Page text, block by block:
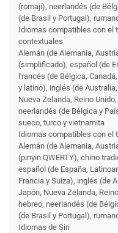
(romaji), neerlandés (de
(de Brasil y Portugal),
Idiomas compatibles con el
contextuales
Alemán (de Alemania,
(simplificado), español (de
francés (de Bélgica,
y latino), inglés (de
Nueva Zelanda, Reino
neerlandés (de Bélgica y
sueco, turco y vietnamita
Idiomas compatibles con el
Alemán (de Alemania,
(pinyin QWERTY), chino
español (de España,
Francia y Suiza), inglés (de
Japón, Nueva Zelanda,
hebreo, neerlandés (de
(de Brasil y Portugal),
Idiomas de Siri